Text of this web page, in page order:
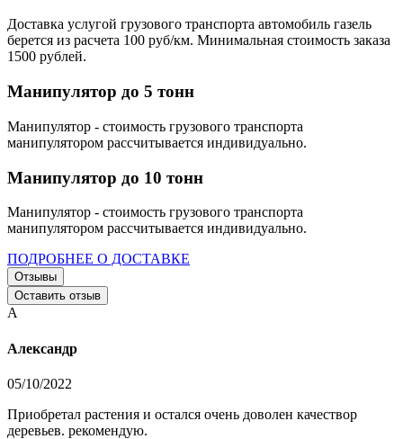
Доставка услугой грузового транспорта автомобиль газель
берется из расчета 100 руб/км. Минимальная стоимость заказа
1500 рублей.
Манипулятор до 5 тонн
Манипулятор - стоимость грузового транспорта
манипулятором рассчитывается индивидуально.
Манипулятор до 10 тонн
Манипулятор - стоимость грузового транспорта
манипулятором рассчитывается индивидуально.
ПОДРОБНЕЕ О ДОСТАВКЕ
Отзывы
Оставить отзыв
А
Александр
05/10/2022
Приобретал растения и остался очень доволен качествор
деревьев. рекомендую.